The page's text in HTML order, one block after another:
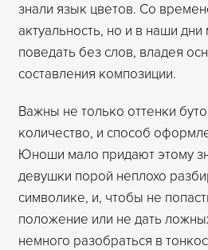
знали язык цветов. Со
актуальность, но и в наши
поведать без слов, владея
составления композиции.
Важны не только оттенки
количество, и способ
Юноши мало придают этому
девушки порой неплохо
символике, и, чтобы не
положение или не дать
немного разобраться в